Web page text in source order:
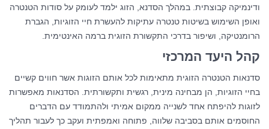
ודינמיקה קבוצתית. במהלך הסדנא, הזוג ילמד לעומק על סודות הטנטרה
ואופן השימוש בשיטות טנטרה עתיקות להעשרת חיי הזוגיות, הגברת
הרומנטיקה, ושיפור בדרכי התקשורת הזוגית ברמה האינטימית.
קהל היעד המרכזי
סדנאות הטנטרה הזוגית מתאימות לכל אותם הזוגות אשר חווים קשיים
בחיי הזוגיות, הן מבחינה מינית, רגשית ותקשורתית. הסדנאות מאפשרות
לזוגות להיפתח אחד לשנייה ממקום אמיתי ולהתמודד עם הדברים
החוסמים אותם בסביבה שלווה, פתוחה ואמפתית ועקב כך לעבור תהליך